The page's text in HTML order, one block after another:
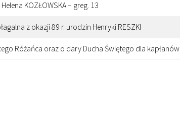
Helena KOZŁOWSKA – greg. 13
z okazji 89 r. urodzin Henryki RESZKI
Różańca oraz o dary Ducha Świętego dla kapłanów